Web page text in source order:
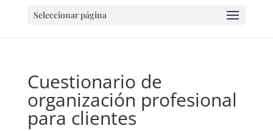
Seleccionar página
Cuestionario de
organización profesional
para clientes